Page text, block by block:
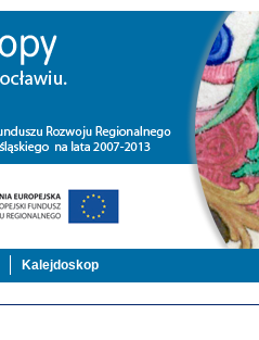
Kalejdoskop